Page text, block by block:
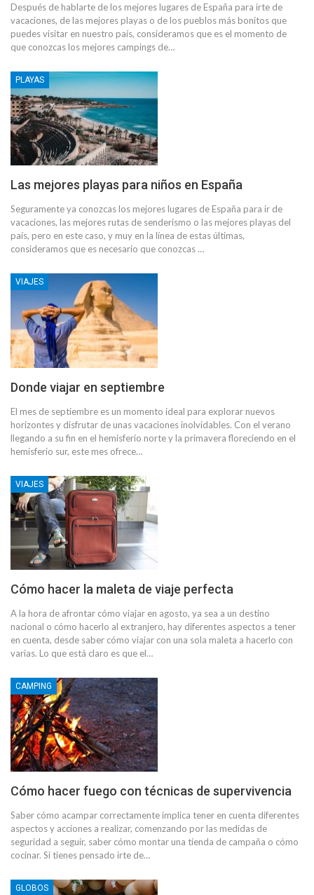
Después de hablarte de los mejores lugares de España para irte de
vacaciones, de las mejores playas o de los pueblos más bonitos que
puedes visitar en nuestro país, consideramos que es el momento de
que conozcas los mejores campings de…
PLAYAS
Las mejores playas para niños en España
Seguramente ya conozcas los mejores lugares de España para ir de
vacaciones, las mejores rutas de senderismo o las mejores playas del
país, pero en este caso, y muy en la línea de estas últimas,
consideramos que es necesario que conozcas …
VIAJES
Donde viajar en septiembre
El mes de septiembre es un momento ideal para explorar nuevos
horizontes y disfrutar de unas vacaciones inolvidables. Con el verano
llegando a su fin en el hemisferio norte y la primavera floreciendo en el
hemisferio sur, este mes ofrece…
VIAJES
Cómo hacer la maleta de viaje perfecta
A la hora de afrontar cómo viajar en agosto, ya sea a un destino
nacional o cómo hacerlo al extranjero, hay diferentes aspectos a tener
en cuenta, desde saber cómo viajar con una sola maleta a hacerlo con
varias. Lo que está claro es que el…
CAMPING
Cómo hacer fuego con técnicas de supervivencia
Saber cómo acampar correctamente implica tener en cuenta diferentes
aspectos y acciones a realizar, comenzando por las medidas de
seguridad a seguir, saber cómo montar una tienda de campaña o cómo
cocinar. Si tienes pensado irte de…
GLOBOS